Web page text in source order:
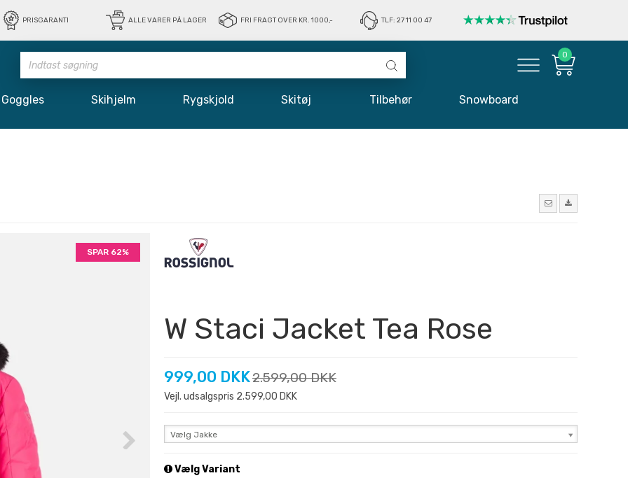
PRISGARANTI ALLE VARER PÅ LAGER FRI FRAGT OVER KR. 1000,- TLF: 27 11 00 47
0
Goggles Skihjelm Rygskjold Skitøj Tilbehør Snowboard
SPAR 62%
W Staci Jacket Tea Rose
999,00 DKK2.599,00 DKK
Vejl. udsalgspris 2.599,00 DKK
Vælg Jakke
Vælg Variant